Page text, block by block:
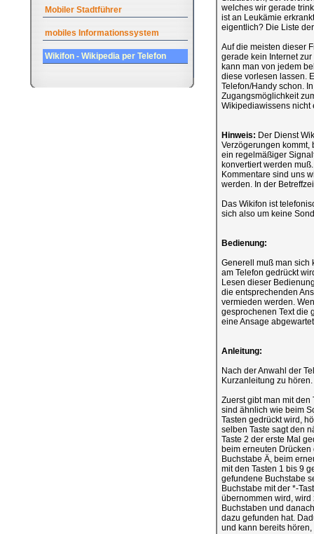
Mobiler Stadtführer
mobiles Informationssystem
Wikifon - Wikipedia per Telefon
welches wir gerade
ist an Leukämie
eigentlich? Die Liste
Auf die meisten dieser
gerade kein Internet
kann man von jedem
diese vorlesen lassen.
Telefon/Handy schon.
Zugangsmöglichkeit
Wikipediawissens nicht
Hinweis: Der Dienst
Verzögerungen kommt,
ein regelmäßiger
konvertiert werden
Kommentare sind uns
werden. In der
Das Wikifon ist
sich also um keine
Bedienung:
Generell muß man sich
am Telefon gedrückt
Lesen dieser
die entsprechenden
vermieden werden.
gesprochenen Text die
eine Ansage
Anleitung:
Nach der Anwahl der
Kurzanleitung zu
Zuerst gibt man mit den
sind ähnlich wie beim
Tasten gedrückt wird,
selben Taste sagt den
Taste 2 der erste Mal
beim erneuten
Buchstabe Ä, beim
mit den Tasten 1 bis 9
gefundene Buchstabe
Buchstabe mit der *-
übernommen wird,
Buchstaben und
dazu gefunden hat.
und kann bereits